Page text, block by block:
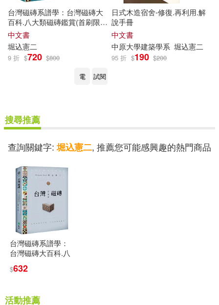
可超商取貨(3) 可海外宅配(3)
電子書 (可複選)
適合平板閱讀(1)
其他
現在可購買商品(2)
台灣磁磚系譜學：台灣磁磚大
百科.八大類磁磚鑑賞(首刷限量
贈品【佐治磁磚絕版型錄精華
復刻版】)
中文書
堀込憲二
9 折 $720 $800
電
試閱
日式木造宿舍-修復.再利用.解
說手冊
中文書
中原大學建築學系 堀込憲二
95 折 $190 $200
搜尋推薦
查詢關鍵字:堀込憲二, 推薦您可能感興趣的熱門商品
台灣磁磚系譜學：
台灣磁磚大百科.八
$632
活動推薦